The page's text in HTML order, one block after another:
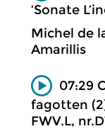
‘Sonate
Michel de
Amarillis
07:29
fagotten
FWV.L,